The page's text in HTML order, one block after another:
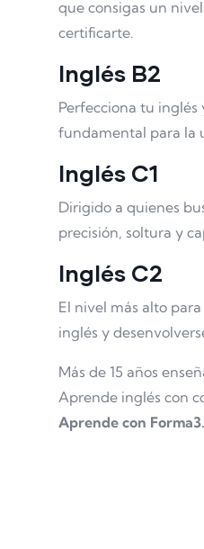
que consigas un
certificarte.
Inglés B2
Perfecciona tu
fundamental para la
Inglés C1
Dirigido a quienes
precisión, soltura y
Inglés C2
El nivel más alto
inglés y
Más de 15 años
Aprende inglés con
Aprende con Forma3.